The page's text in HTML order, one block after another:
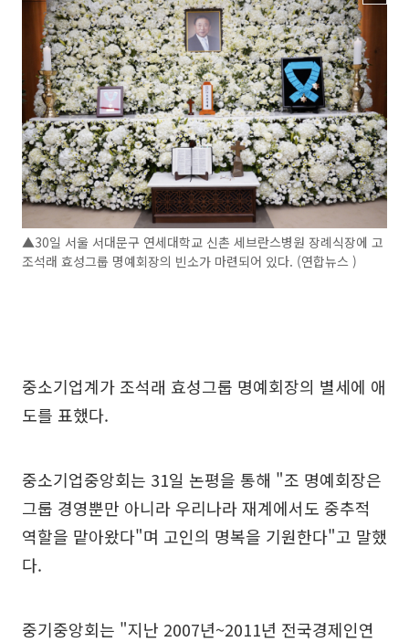
▲30일 서울 서대문구 연세대학교 신촌 세브란스병원 장례식장에 고
조석래 효성그룹 명예회장의 빈소가 마련되어 있다. (연합뉴스 )
중소기업계가 조석래 효성그룹 명예회장의 별세에 애
도를 표했다.
중소기업중앙회는 31일 논평을 통해 "조 명예회장은
그룹 경영뿐만 아니라 우리나라 재계에서도 중추적
역할을 맡아왔다"며 고인의 명복을 기원한다"고 말했
다.
중기중앙회는 "지난 2007년~2011년 전국경제인연